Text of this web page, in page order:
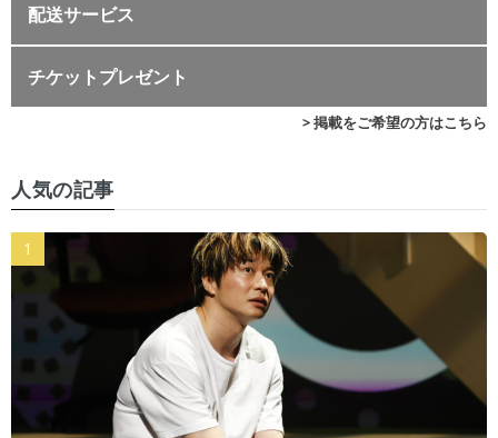
配送サービス
チケットプレゼント
> 掲載をご希望の方はこちら
人気の記事